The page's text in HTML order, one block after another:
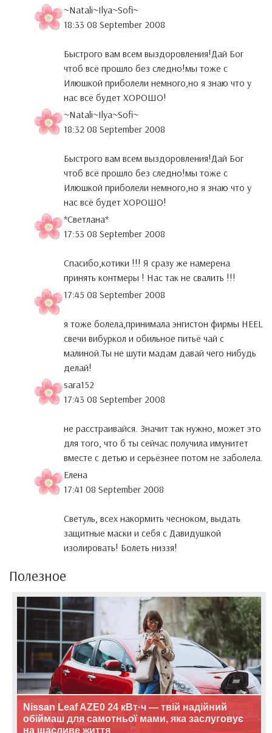
~Natali~Ilya~Sofi~
18:33 08 September 2008
Быстрого вам всем выздоровления!Дай Бог
чтоб всё прошло без следно!мы тоже с
Илюшкой приболели немного,но я знаю что у
нас всё будет ХОРОШО!
~Natali~Ilya~Sofi~
18:32 08 September 2008
Быстрого вам всем выздоровления!Дай Бог
чтоб всё прошло без следно!мы тоже с
Илюшкой приболели немного,но я знаю что у
нас всё будет ХОРОШО!
*Светлана*
17:53 08 September 2008
Спасибо,котики !!! Я сразу же намерена
принять контмеры ! Нас так не свалить !!!
17:45 08 September 2008
я тоже болела,принимала энгистон фирмы НЕЕL
свечи вибуркол и обильное питьё чай с
малиной.Ты не шути мадам давай чего нибудь
делай!
sara152
17:43 08 September 2008
не расстраивайся. Значит так нужно, может это
для того, что б ты сейчас получила имунитет
вместе с детью и серьёзнее потом не заболела.
Елена
17:41 08 September 2008
Светуль, всех накормить чесноком, выдать
защитные маски и себя с Давидушкой
изолировать! Болеть низзя!
Полезное
Nissan Leaf AZE0 24 кВт·ч — твій надійний
обіймаш для самотньої мами, яка заслуговує
на щасливе життя